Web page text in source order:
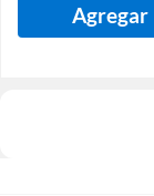
Agregar